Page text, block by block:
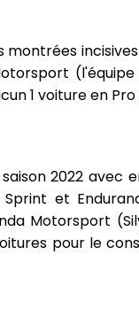
montrées
1 voiture en Pro
2022
et
Motorsport
pour le